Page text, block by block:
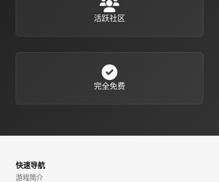
活跃社区
完全免费
快速导航
游戏简介